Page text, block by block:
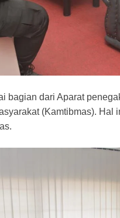
bagian dari Aparat
(Kamtibmas).